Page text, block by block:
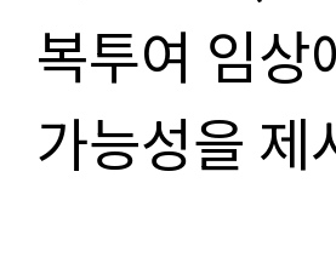
복투여 임상
가능성을 제